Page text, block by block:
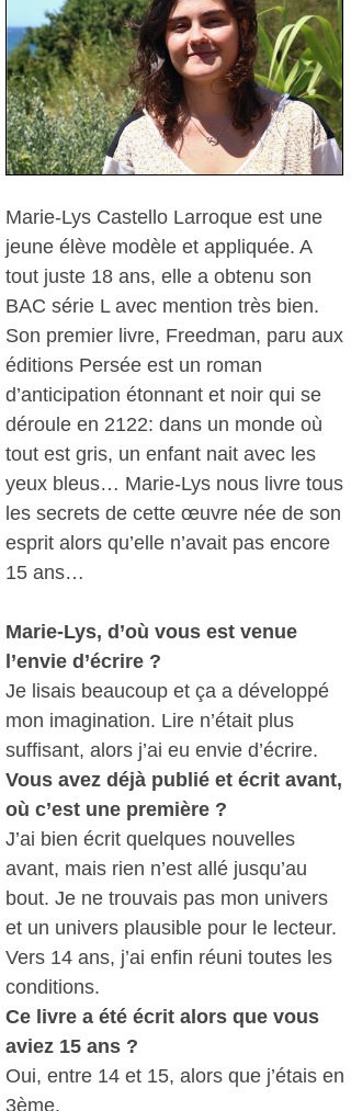
Marie-Lys Castello Larroque est une
jeune élève modèle et appliquée. A
tout juste 18 ans, elle a obtenu son
BAC série L avec mention très bien.
Son premier livre, Freedman, paru aux
éditions Persée est un roman
d’anticipation étonnant et noir qui se
déroule en 2122: dans un monde où
tout est gris, un enfant nait avec les
yeux bleus… Marie-Lys nous livre tous
les secrets de cette œuvre née de son
esprit alors qu’elle n’avait pas encore
15 ans…
Marie-Lys, d’où vous est venue
l’envie d’écrire ?
Je lisais beaucoup et ça a développé
mon imagination. Lire n’était plus
suffisant, alors j’ai eu envie d’écrire.
Vous avez déjà publié et écrit avant,
où c’est une première ?
J’ai bien écrit quelques nouvelles
avant, mais rien n’est allé jusqu’au
bout. Je ne trouvais pas mon univers
et un univers plausible pour le lecteur.
Vers 14 ans, j’ai enfin réuni toutes les
conditions.
Ce livre a été écrit alors que vous
aviez 15 ans ?
Oui, entre 14 et 15, alors que j’étais en
3ème.